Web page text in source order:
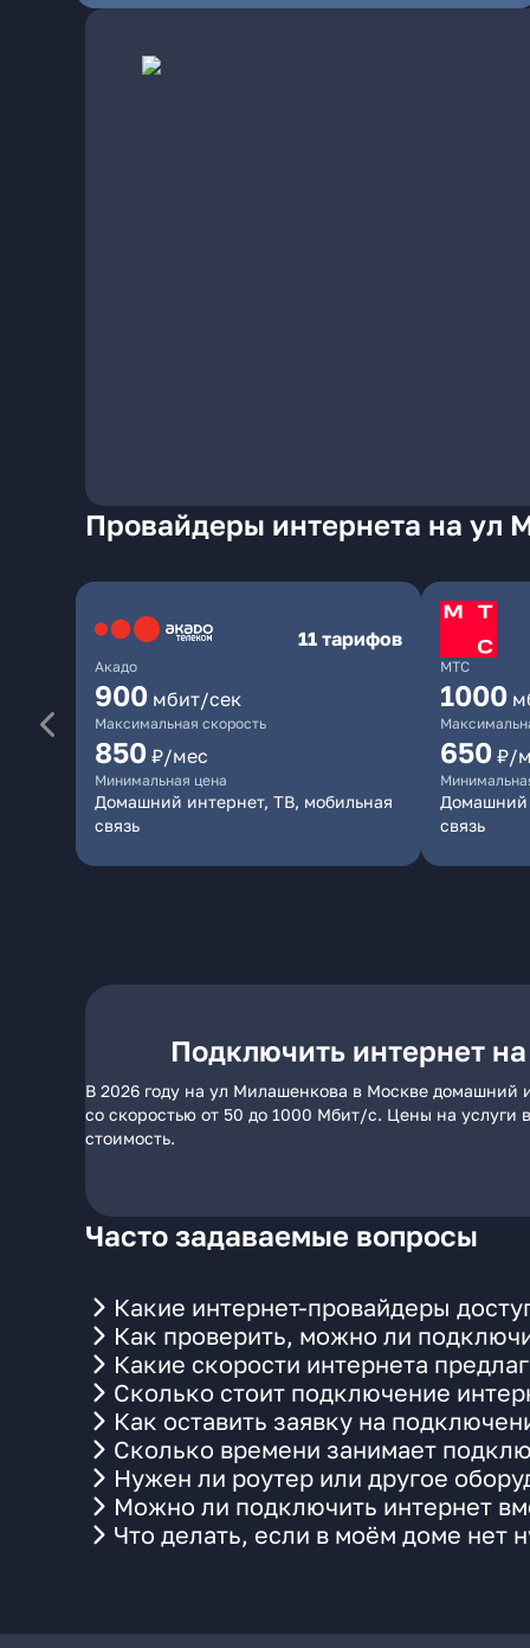
Провайдеры интернета на ул
Акадо
11 тарифов
900 мбит/сек
Максимальная скорость
850 ₽/мес
Минимальная цена
Домашний интернет, ТВ, мобильная
связь
МТС
1000
650 ₽/
Домашний
связь
Подключить интернет
В 2026 году на ул Милашенкова в Москве домашний
со скоростью от 50 до 1000 Мбит/с. Цены на услуги
стоимость.
Часто задаваемые вопросы
Какие интернет-провайдеры
Как проверить, можно ли
Какие скорости интернета
Сколько стоит подключение
Как оставить заявку на
Сколько времени занимает
Нужен ли роутер или другое
Можно ли подключить интернет
Что делать, если в моём доме нет